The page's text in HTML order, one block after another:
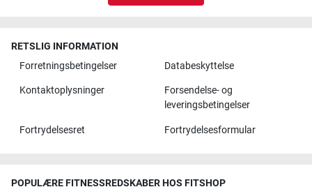
RETSLIG INFORMATION
Forretningsbetingelser
Databeskyttelse
Kontaktoplysninger
Forsendelse- og
leveringsbetingelser
Fortrydelsesret Fortrydelsesformular
POPULÆRE FITNESSREDSKABER HOS FITSHOP